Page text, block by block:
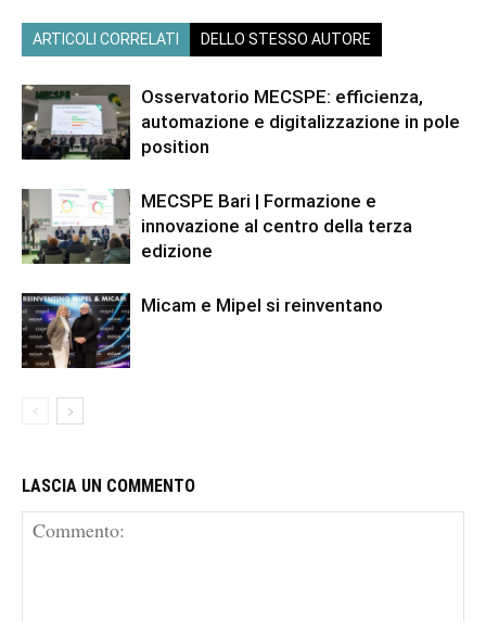
ARTICOLI CORRELATI DELLO STESSO AUTORE
Osservatorio MECSPE: efficienza,
automazione e digitalizzazione in pole
position
MECSPE Bari | Formazione e
innovazione al centro della terza
edizione
Micam e Mipel si reinventano
LASCIA UN COMMENTO